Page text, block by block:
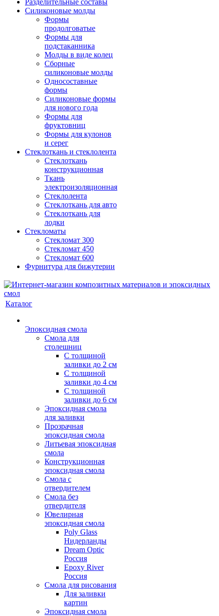
Разделительные составы
Силиконовые молды
Формы
продолговатые
Формы для
подстаканника
Молды в виде колец
Сборные
силиконовые молды
Односоставные
формы
Силиконовые формы
для нового года
Формы для
фруктовниц
Формы для кулонов
и серег
Стеклоткань и стеклолента
Стеклоткань
конструкционная
Ткань
электроизоляционная
Стеклолента
Стеклоткань для авто
Стеклоткань для
лодки
Стекломаты
Стекломат 300
Стекломат 450
Стекломат 600
Фурнитура для бижутерии
Каталог
Эпоксидная смола
Смола для
столешниц
С толщиной
заливки до 2 см
С толщиной
заливки до 4 см
С толщиной
заливки до 6 см
Эпоксидная смола
для заливки
Прозрачная
эпоксидная смола
Литьевая эпоксидная
смола
Конструкционная
эпоксидная смола
Смола с
отвердителем
Смола без
отвердителя
Ювелирная
эпоксидная смола
Poly Glass
Нидерланды
Dream Optic
Россия
Epoxy River
Россия
Смола для рисования
Для заливки
картин
Эпоксидная смола